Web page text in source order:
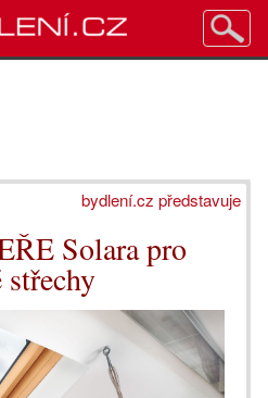
bydlení.cz představuje
Solara pro